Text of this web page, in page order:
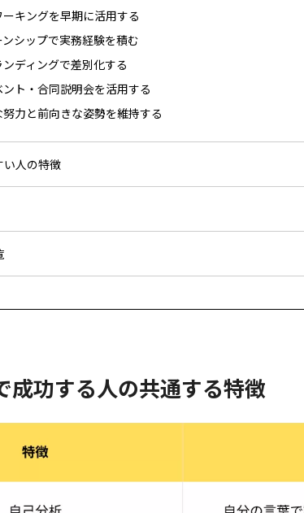
キングを早期に活用する
シップで実務経験を積む
ディングで差別化する
ト・合同説明会を活用する
力と前向きな姿勢を維持する
人の特徴
成功する人の共通する特徴